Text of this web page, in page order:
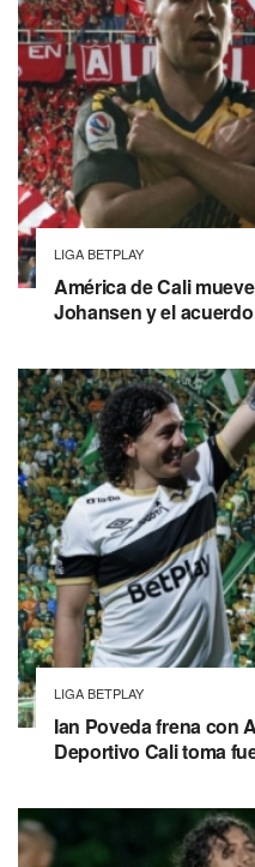
LIGA BETPLAY
América de Cali
Johansen y el
LIGA BETPLAY
Ian Poveda frena con
Deportivo Cali toma